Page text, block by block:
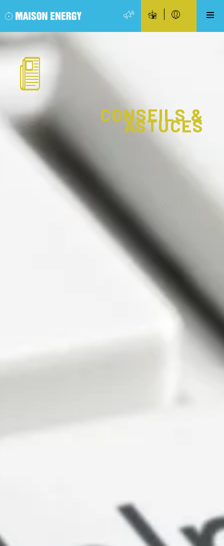
CONSEILS &
ASTUCES